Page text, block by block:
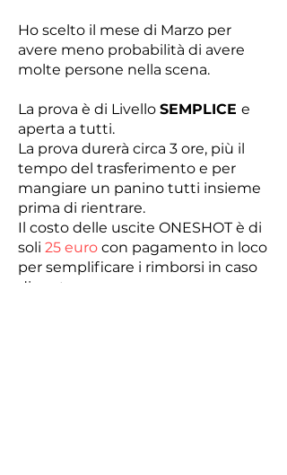
Ho scelto il mese di Marzo per
avere meno probabilità di avere
molte persone nella scena.
La prova è di Livello SEMPLICE e
aperta a tutti.
La prova durerà circa 3 ore, più il
tempo del trasferimento e per
mangiare un panino tutti insieme
prima di rientrare.
Il costo delle uscite ONESHOT è di
soli 25 euro con pagamento in loco
per semplificare i rimborsi in caso
di meteo avverso.